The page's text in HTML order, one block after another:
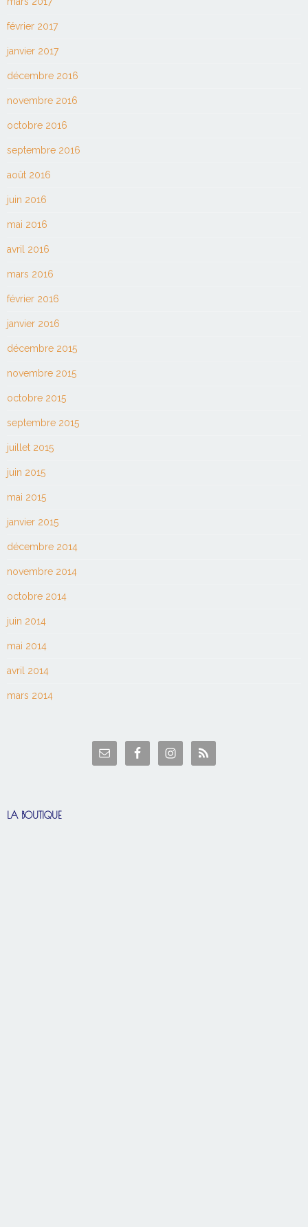
février 2017
janvier 2017
décembre 2016
novembre 2016
octobre 2016
septembre 2016
août 2016
juin 2016
mai 2016
avril 2016
mars 2016
février 2016
janvier 2016
décembre 2015
novembre 2015
octobre 2015
septembre 2015
juillet 2015
juin 2015
mai 2015
janvier 2015
décembre 2014
novembre 2014
octobre 2014
juin 2014
mai 2014
avril 2014
mars 2014
LA BOUTIQUE